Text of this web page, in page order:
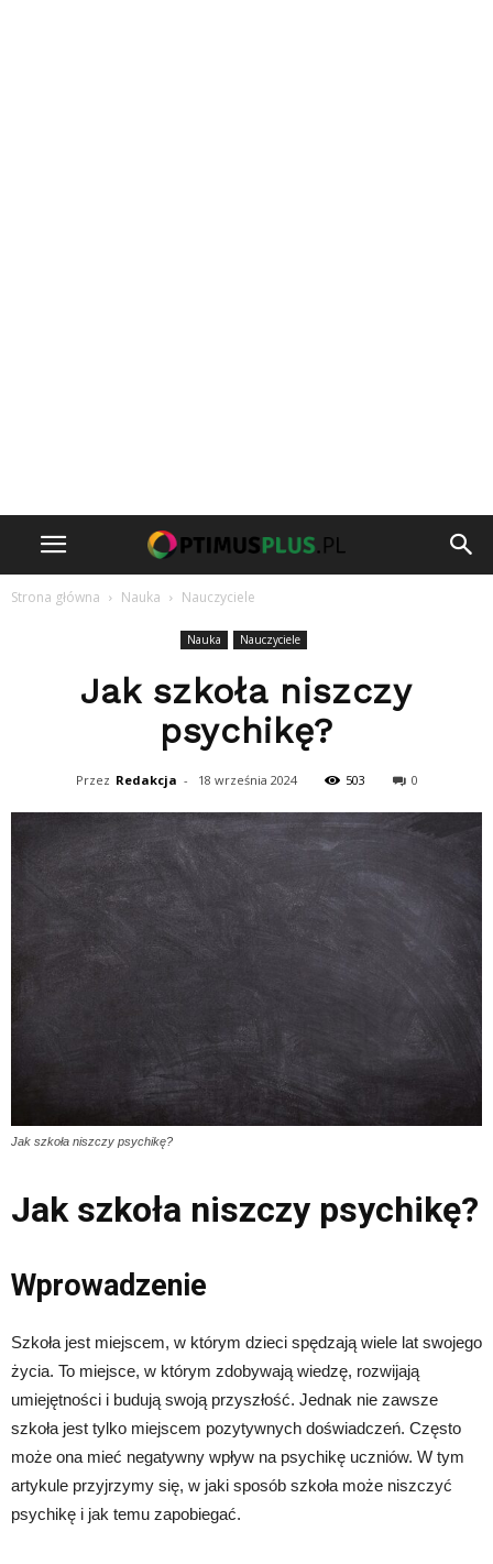
Strona główna Nauka Nauczyciele
Nauka Nauczyciele
Jak szkoła niszczy
psychikę?
Przez Redakcja - 18 września 2024 503 0
Jak szkoła niszczy psychikę?
Jak szkoła niszczy psychikę?
Wprowadzenie
Szkoła jest miejscem, w którym dzieci spędzają wiele lat swojego
życia. To miejsce, w którym zdobywają wiedzę, rozwijają
umiejętności i budują swoją przyszłość. Jednak nie zawsze
szkoła jest tylko miejscem pozytywnych doświadczeń. Często
może ona mieć negatywny wpływ na psychikę uczniów. W tym
artykule przyjrzymy się, w jaki sposób szkoła może niszczyć
psychikę i jak temu zapobiegać.